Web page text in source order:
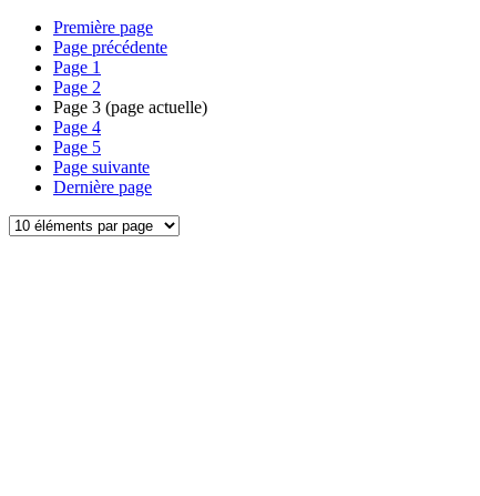
Première page
Page précédente
Page 1
Page 2
Page 3 (page actuelle)
Page 4
Page 5
Page suivante
Dernière page